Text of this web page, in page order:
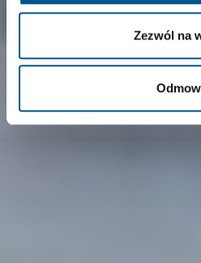
Zezwól na
Anklam: A
sustainable
regional